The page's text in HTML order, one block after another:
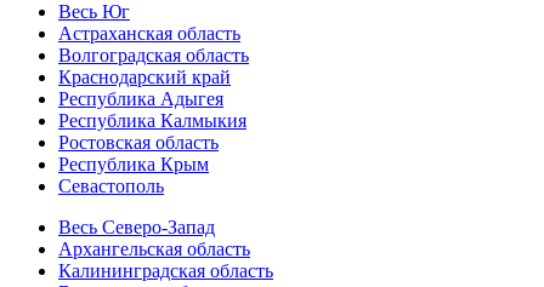
Весь Юг
Астраханская область
Волгоградская область
Краснодарский край
Республика Адыгея
Республика Калмыкия
Ростовская область
Республика Крым
Севастополь
Весь Северо-Запад
Архангельская область
Калининградская область